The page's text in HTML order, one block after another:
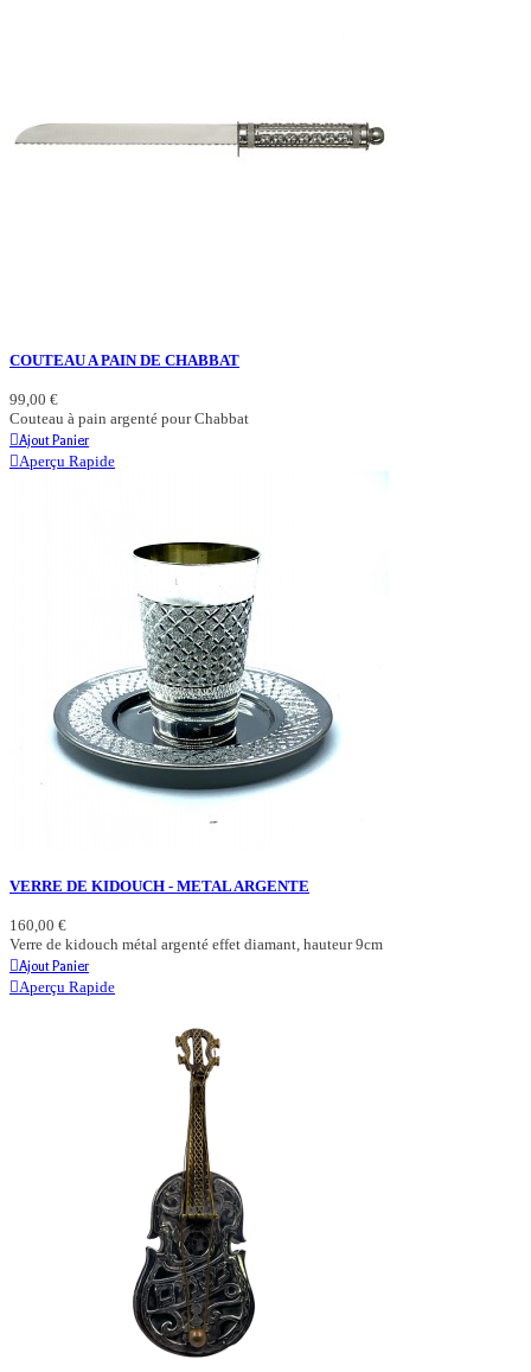
COUTEAU A PAIN DE CHABBAT
99,00 €
Couteau à pain argenté pour Chabbat
Ajout Panier
Aperçu Rapide
VERRE DE KIDOUCH - METAL ARGENTE
160,00 €
Verre de kidouch métal argenté effet diamant, hauteur 9cm
Ajout Panier
Aperçu Rapide